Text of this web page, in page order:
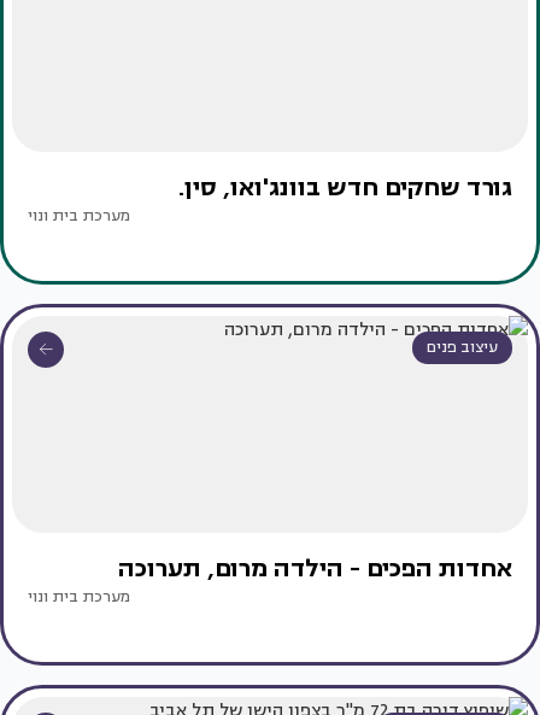
גורד שחקים חדש בוונג'ואו, סין.
מערכת בית ונוי
עיצוב פנים
אחדות הפכים - הילדה מרום, תערוכה
מערכת בית ונוי